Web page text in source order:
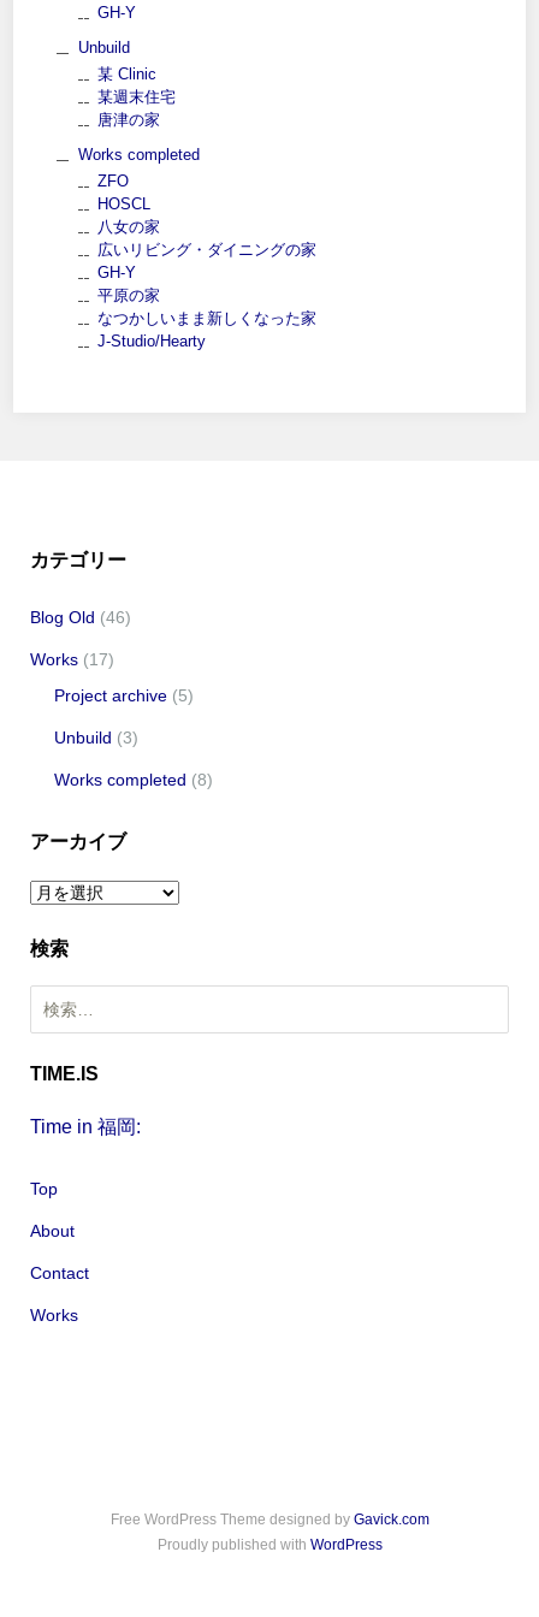
GH-Y
Unbuild
某 Clinic
某週末住宅
唐津の家
Works completed
ZFO
HOSCL
八女の家
広いリビング・ダイニングの家
GH-Y
平原の家
なつかしいまま新しくなった家
J-Studio/Hearty
カテゴリー
Blog Old (46)
Works (17)
Project archive (5)
Unbuild (3)
Works completed (8)
アーカイブ
ア
カ
イ
ブ
検索
索
TIME.IS
Time in 福岡:
Top
About
Contact
Works
Free WordPress Theme designed by Gavick.com
Proudly published with WordPress